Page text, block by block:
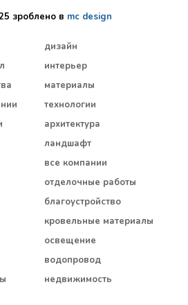
зроблено в mc design
дизайн
интерьер
материалы
технологии
архитектура
ландшафт
все компании
отделочные работы
благоустройство
кровельные материалы
освещение
водопровод
недвижимость